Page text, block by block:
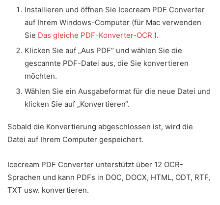
Installieren und öffnen Sie Icecream PDF Converter
auf Ihrem Windows-Computer (für Mac verwenden
Sie Das gleiche PDF-Konverter-OCR ).
Klicken Sie auf „Aus PDF“ und wählen Sie die
gescannte PDF-Datei aus, die Sie konvertieren
möchten.
Wählen Sie ein Ausgabeformat für die neue Datei und
klicken Sie auf „Konvertieren“.
Sobald die Konvertierung abgeschlossen ist, wird die
Datei auf Ihrem Computer gespeichert.
Icecream PDF Converter unterstützt über 12 OCR-
Sprachen und kann PDFs in DOC, DOCX, HTML, ODT, RTF,
TXT usw. konvertieren.